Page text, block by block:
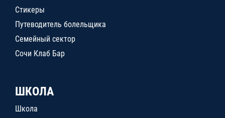
Стикеры
Путеводитель болельщика
Семейный сектор
Сочи Клаб Бар
ШКОЛА
Школа